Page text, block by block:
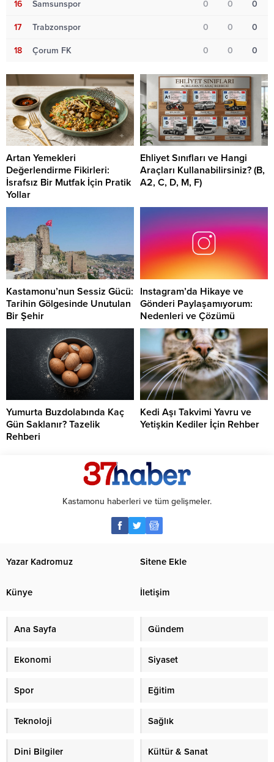
16 Samsunspor 0 0 0
17 Trabzonspor 0 0 0
18 Çorum FK 0 0 0
Artan Yemekleri
Değerlendirme Fikirleri:
İsrafsız Bir Mutfak İçin Pratik
Yollar
Ehliyet Sınıfları ve Hangi
Araçları Kullanabilirsiniz? (B,
A2, C, D, M, F)
Kastamonu’nun Sessiz Gücü:
Tarihin Gölgesinde Unutulan
Bir Şehir
Instagram’da Hikaye ve
Gönderi Paylaşamıyorum:
Nedenleri ve Çözümü
Yumurta Buzdolabında Kaç
Gün Saklanır? Tazelik
Rehberi
Kedi Aşı Takvimi Yavru ve
Yetişkin Kediler İçin Rehber
Kastamonu haberleri ve tüm gelişmeler.
Yazar Kadromuz Sitene Ekle
Künye İletişim
Ana Sayfa Gündem
Ekonomi Siyaset
Spor Eğitim
Teknoloji Sağlık
Dini Bilgiler Kültür & Sanat